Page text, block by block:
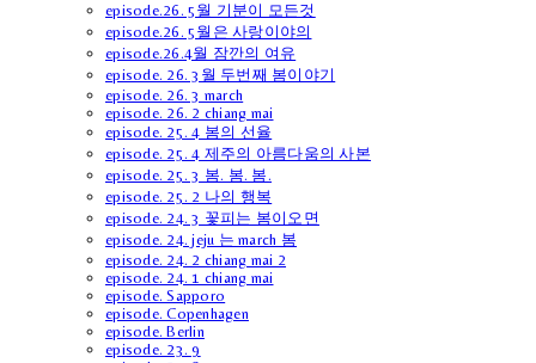
episode.26. 5월 기분이 모든것
episode.26. 5월은 사랑이야의
episode.26.4월 잠깐의 여유
episode. 26. 3월 두번째 봄이야기
episode. 26. 3 march
episode. 26. 2 chiang mai
episode. 25. 4 봄의 선율
episode. 25. 4 제주의 아름다움의 사본
episode. 25. 3 봄. 봄. 봄.
episode. 25. 2 나의 행복
episode. 24. 3 꽃피는 봄이오면
episode. 24. jeju 는 march 봄
episode. 24. 2 chiang mai 2
episode. 24. 1 chiang mai
episode. Sapporo
episode. Copenhagen
episode. Berlin
episode. 23. 9